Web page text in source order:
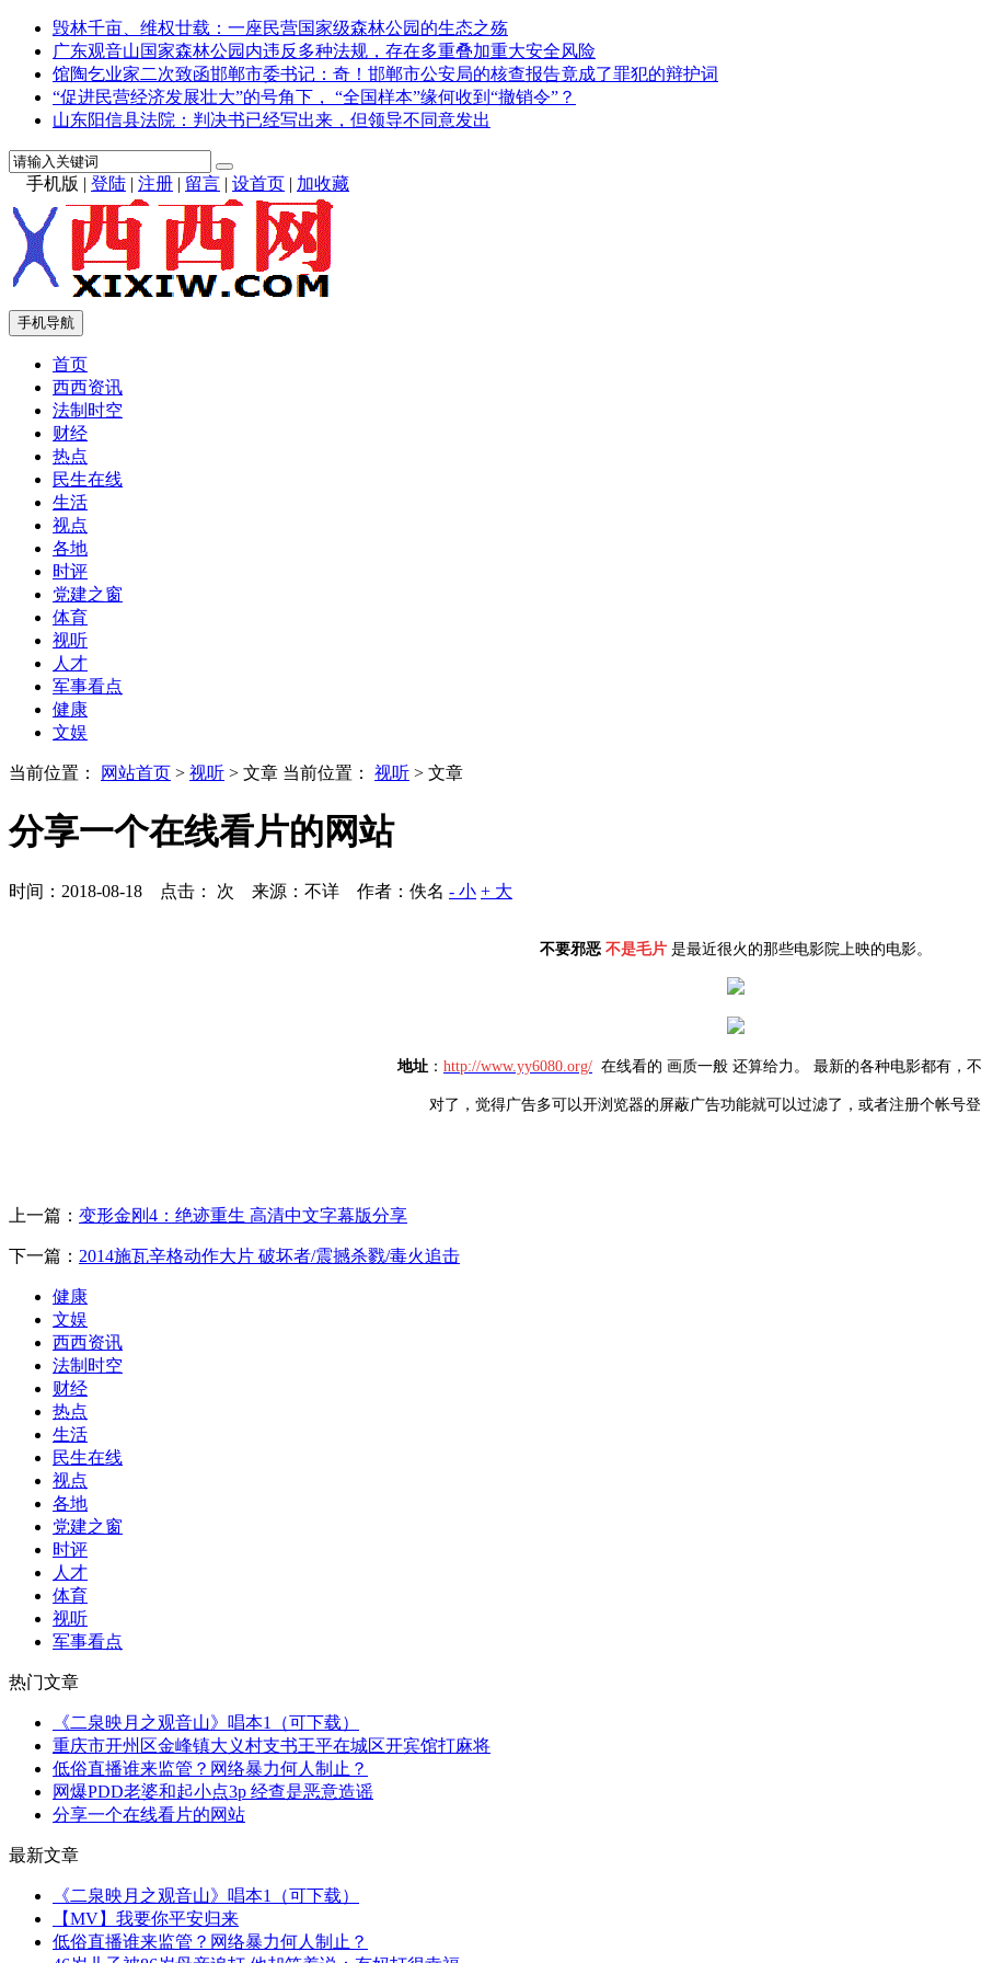
毁林千亩、维权廿载：一座民营国家级森林公园的生态之殇
广东观音山国家森林公园内违反多种法规，存在多重叠加重大安全风险
馆陶乞业家二次致函邯郸市委书记：奇！邯郸市公安局的核查报告竟成了罪犯的辩护词
“促进民营经济发展壮大”的号角下， “全国样本”缘何收到“撤销令”？
山东阳信县法院：判决书已经写出来，但领导不同意发出
手机版 | 登陆 | 注册 | 留言 | 设首页 | 加收藏
手机导航
首页
西西资讯
法制时空
财经
热点
民生在线
生活
视点
各地
时评
党建之窗
体育
视听
人才
军事看点
健康
文娱
当前位置： 网站首页 > 视听 > 文章 当前位置： 视听 > 文章
分享一个在线看片的网站
时间：2018-08-18 点击： 次 来源：不详 作者：佚名 - 小 + 大
不要邪恶 不是毛片 是最近很火的那些电影院上映的电影。
地址 ： http://www.yy6080.org/ 在线看的 画质一般 还算给力。 最新的各种电影都有，
对了，觉得广告多可以开浏览器的屏蔽广告功能就可以过滤了，或者注册个帐号登
上一篇： 变形金刚4：绝迹重生 高清中文字幕版分享
下一篇： 2014施瓦辛格动作大片 破坏者/震撼杀戮/毒火追击
健康
文娱
西西资讯
法制时空
财经
热点
生活
民生在线
视点
各地
党建之窗
时评
人才
体育
视听
军事看点
热门文章
《二泉映月之观音山》唱本1（可下载）
重庆市开州区金峰镇大义村支书王平在城区开宾馆打麻将
低俗直播谁来监管？网络暴力何人制止？
网爆PDD老婆和起小点3p 经查是恶意造谣
分享一个在线看片的网站
最新文章
《二泉映月之观音山》唱本1（可下载）
【MV】我要你平安归来
低俗直播谁来监管？网络暴力何人制止？